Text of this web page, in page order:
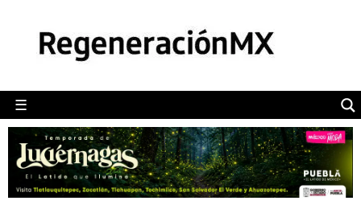
☰
POLÍTICA
CAMALEÓN
OPINIÓN
DEPORTES